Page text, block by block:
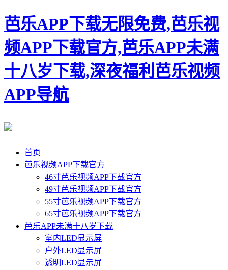
芭乐APP下载无限免费,芭乐视
频APP下载官方,芭乐APP未满
十八岁下载,深夜福利芭乐视频
APP导航
首页
芭乐视频APP下载官方
46寸芭乐视频APP下载官方
49寸芭乐视频APP下载官方
55寸芭乐视频APP下载官方
65寸芭乐视频APP下载官方
芭乐APP未满十八岁下载
室内LED显示屏
户外LED显示屏
透明LED显示屏